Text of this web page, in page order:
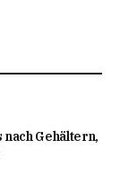
Gehältern,